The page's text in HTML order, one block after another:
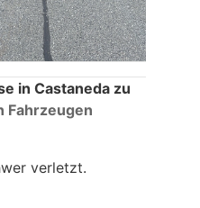
in Castaneda zu
Fahrzeugen
verletzt.